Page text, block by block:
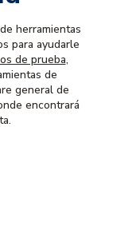
herramientas
para ayudarle
de prueba,
de
general de
encontrará